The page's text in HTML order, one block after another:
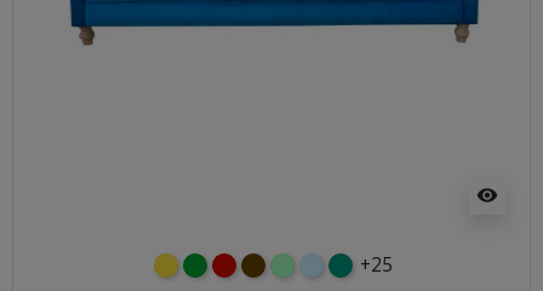
visibility
żółtyzielonyczerwony
czekoladowy
miętowybłękitny
turkusowy
+25